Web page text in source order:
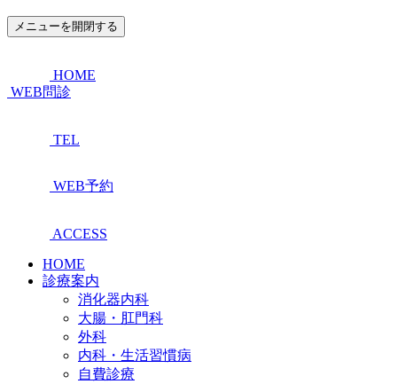
メニューを開閉する
HOME
WEB問診
TEL
WEB予約
ACCESS
HOME
診療案内
消化器内科
大腸・肛門科
外科
内科・生活習慣病
自費診療